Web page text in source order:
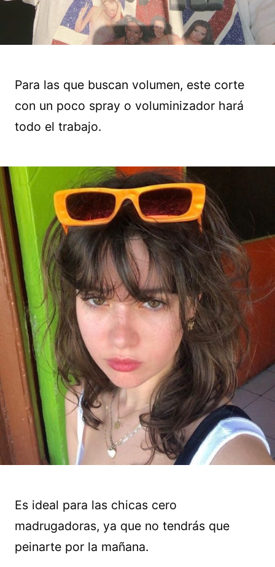
Para las que buscan volumen, este corte
con un poco spray o voluminizador hará
todo el trabajo.
Es ideal para las chicas cero
madrugadoras, ya que no tendrás que
peinarte por la mañana.